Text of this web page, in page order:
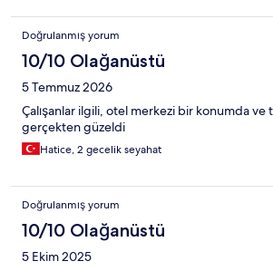
The bathroom sink was leaking, and the
dusty it felt like no one had opened the door
thank Mr. Veli for his respectful and kind
came, cleaned the room, and helped us
The hotel has a very good location, the room
are excellent. However, the TV was not
internet, so we had to make do with a small
local antenna channels. In general, the stay
the price. The facilities are nice—just a little
Doğrulanmış yorum
10/10 Olağanüstü
5 Temmuz 2026
Çalışanlar ilgili, otel merkezi bir konumda ve
gerçekten güzeldi
Hatice, 2 gecelik seyahat
Doğrulanmış yorum
10/10 Olağanüstü
5 Ekim 2025